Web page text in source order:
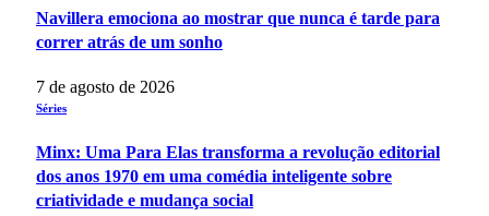
Navillera emociona ao mostrar que nunca é tarde para
correr atrás de um sonho
7 de agosto de 2026
Séries
Minx: Uma Para Elas transforma a revolução editorial
dos anos 1970 em uma comédia inteligente sobre
criatividade e mudança social